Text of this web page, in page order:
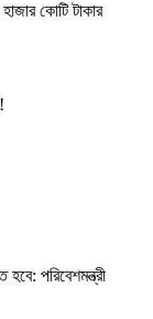
কোটি টাকার
পরিবেশমন্ত্রী